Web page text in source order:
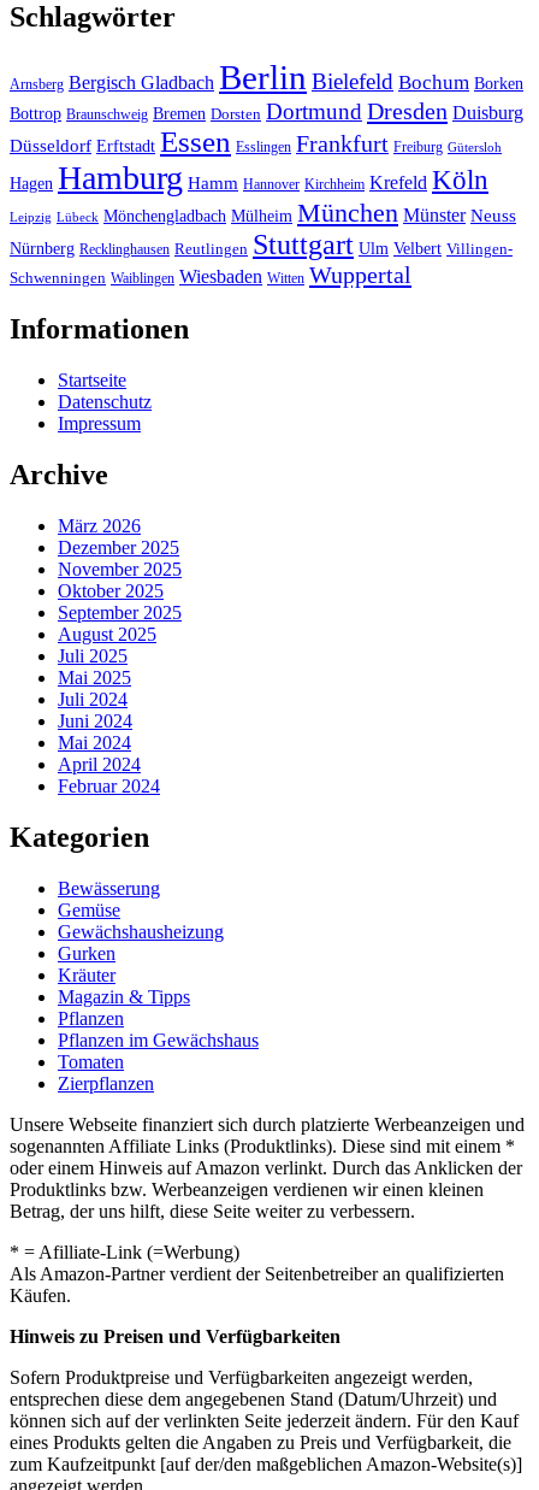
Schlagwörter
Arnsberg Bergisch Gladbach Berlin Bielefeld Bochum Borken
Bottrop Braunschweig Bremen Dorsten DortmundDresden Duisburg
Düsseldorf Erftstadt Essen Esslingen Frankfurt Freiburg Gütersloh
Hagen Hamburg Hamm Hannover Kirchheim Krefeld Köln
Leipzig Lübeck Mönchengladbach Mülheim München Münster Neuss
Nürnberg Recklinghausen Reutlingen Stuttgart Ulm Velbert Villingen-
Schwenningen Waiblingen Wiesbaden Witten Wuppertal
Informationen
Startseite
Datenschutz
Impressum
Archive
März 2026
Dezember 2025
November 2025
Oktober 2025
September 2025
August 2025
Juli 2025
Mai 2025
Juli 2024
Juni 2024
Mai 2024
April 2024
Februar 2024
Kategorien
Bewässerung
Gemüse
Gewächshausheizung
Gurken
Kräuter
Magazin & Tipps
Pflanzen
Pflanzen im Gewächshaus
Tomaten
Zierpflanzen
Unsere Webseite finanziert sich durch platzierte Werbeanzeigen und
sogenannten Affiliate Links (Produktlinks). Diese sind mit einem *
oder einem Hinweis auf Amazon verlinkt. Durch das Anklicken der
Produktlinks bzw. Werbeanzeigen verdienen wir einen kleinen
Betrag, der uns hilft, diese Seite weiter zu verbessern.
* = Afilliate-Link (=Werbung)
Als Amazon-Partner verdient der Seitenbetreiber an qualifizierten
Käufen.
Hinweis zu Preisen und Verfügbarkeiten
Sofern Produktpreise und Verfügbarkeiten angezeigt werden,
entsprechen diese dem angegebenen Stand (Datum/Uhrzeit) und
können sich auf der verlinkten Seite jederzeit ändern. Für den Kauf
eines Produkts gelten die Angaben zu Preis und Verfügbarkeit, die
zum Kaufzeitpunkt [auf der/den maßgeblichen Amazon-Website(s)]
angezeigt werden.